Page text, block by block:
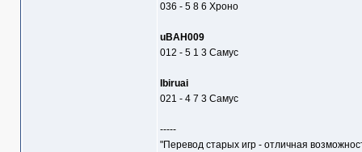
036 - 5 8 6 Хроно
uBAH009
012 - 5 1 3 Самус
Ibiruai
021 - 4 7 3 Самус
-----
"Перевод старых игр - отличная